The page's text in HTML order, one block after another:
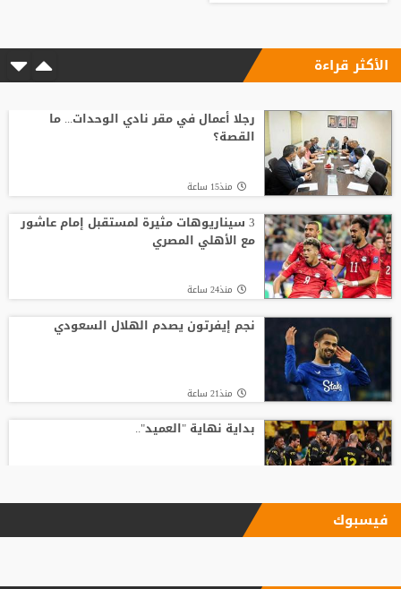
الأكثر قراءة
رجلا أعمال في مقر نادي الوحدات... ما
القصة؟
منذ15 ساعة
3 سيناريوهات مثيرة لمستقبل إمام عاشور
مع الأهلي المصري
منذ24 ساعة
نجم إيفرتون يصدم الهلال السعودي
منذ21 ساعة
بداية نهاية "العميد"..
بأرقام استثنائية.. هل يكون كوبارسي
فيسبوك